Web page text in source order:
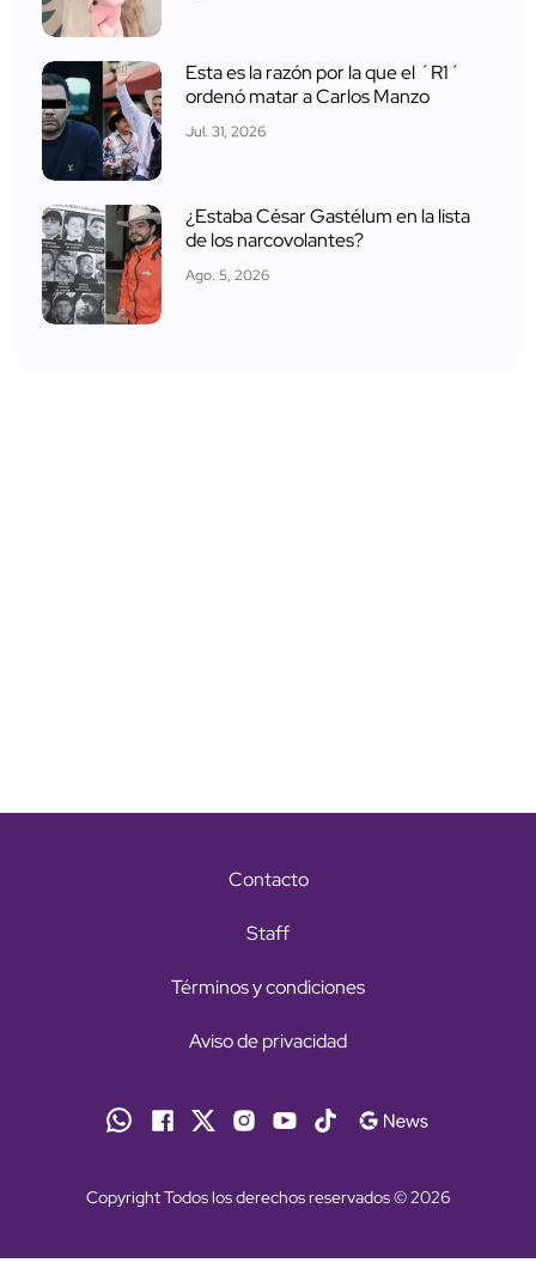
Esta es la razón por la que el ´R1´
ordenó matar a Carlos Manzo
Jul. 31, 2026
¿Estaba César Gastélum en la lista
de los narcovolantes?
Ago. 5, 2026
Contacto
Staff
Términos y condiciones
Aviso de privacidad
Copyright Todos los derechos reservados © 2026